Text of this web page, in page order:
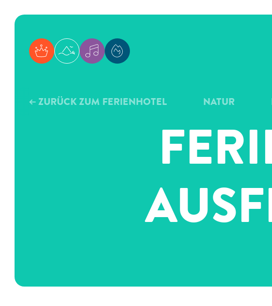
WDL Starnberger See
WDL Dünenhof
WDL MusicalsWDL Academy
← ZURÜCK ZUM FERIENHOTEL NATUR